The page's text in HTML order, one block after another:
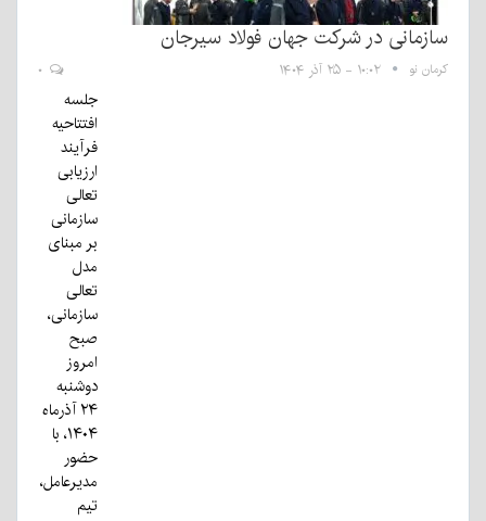
سازمانی در شرکت جهان فولاد سیرجان
کرمان نو ۱۰:۰۲ - ۲۵ آذر ۱۴۰۴
جلسه
افتتاحیه
فرآیند
ارزیابی
تعالی
سازمانی
بر مبنای
مدل
تعالی
سازمانی،
صبح
امروز
دوشنبه
۲۴ آذرماه
۱۴۰۴، با
حضور
مدیرعامل،
تیم